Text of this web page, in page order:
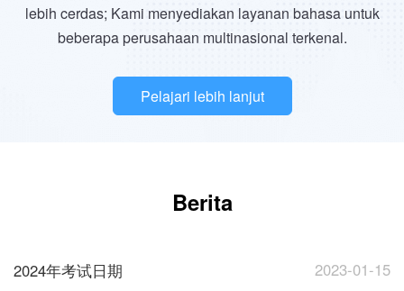
lebih cerdas; Kami menyediakan layanan bahasa untuk
beberapa perusahaan multinasional terkenal.
Pelajari lebih lanjut
Berita
2024年考试日期
2023-01-15